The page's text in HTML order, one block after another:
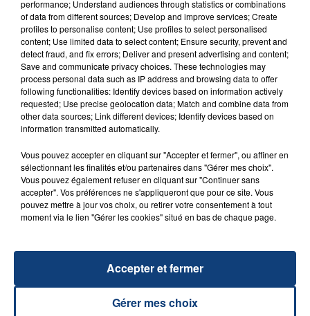
FIL D'ACTU
23 juillet 2026
INCENDIE MORTEL À LENS : UNE FEMME ET
SON BÉBÉ ENTRE LA VIE ET LA...
Un homme s'est immolé par le feu après avoir
aspergé sa compagne et leur bébé de trois mois
performance; Understand audiences through statistics or combinations
of data from different sources; Develop and improve services; Create
profiles to personalise content; Use profiles to select personalised
content; Use limited data to select content; Ensure security, prevent and
detect fraud, and fix errors; Deliver and present advertising and content;
Save and communicate privacy choices. These technologies may
process personal data such as IP address and browsing data to offer
following functionalities: Identify devices based on information actively
requested; Use precise geolocation data; Match and combine data from
other data sources; Link different devices; Identify devices based on
information transmitted automatically.
Vous pouvez accepter en cliquant sur "Accepter et fermer", ou affiner en
sélectionnant les finalités et/ou partenaires dans "Gérer mes choix".
Vous pouvez également refuser en cliquant sur "Continuer sans
accepter". Vos préférences ne s'appliqueront que pour ce site. Vous
pouvez mettre à jour vos choix, ou retirer votre consentement à tout
moment via le lien "Gérer les cookies" situé en bas de chaque page.
Gérer mes choix
Accepter et fermer